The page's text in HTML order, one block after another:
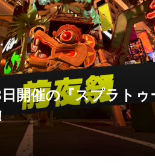
開催の『スプラトゥ